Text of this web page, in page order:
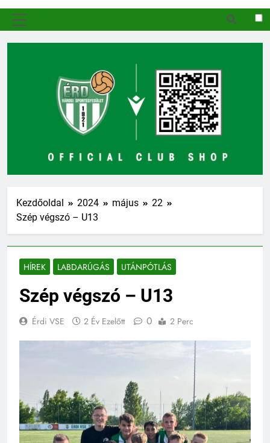
Kezdőoldal 2024 május
22
Szép végszó – U13
HÍREK LABDARÚGÁS UTÁNPÓTLÁS
Szép végszó – U13
Érdi VSE 2 Év Ezelőtt 0 2 Perc